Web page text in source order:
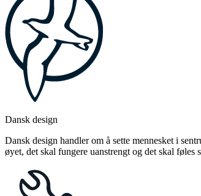
Dansk design
Dansk design handler om å sette mennesket i
øyet, det skal fungere uanstrengt og det skal føles